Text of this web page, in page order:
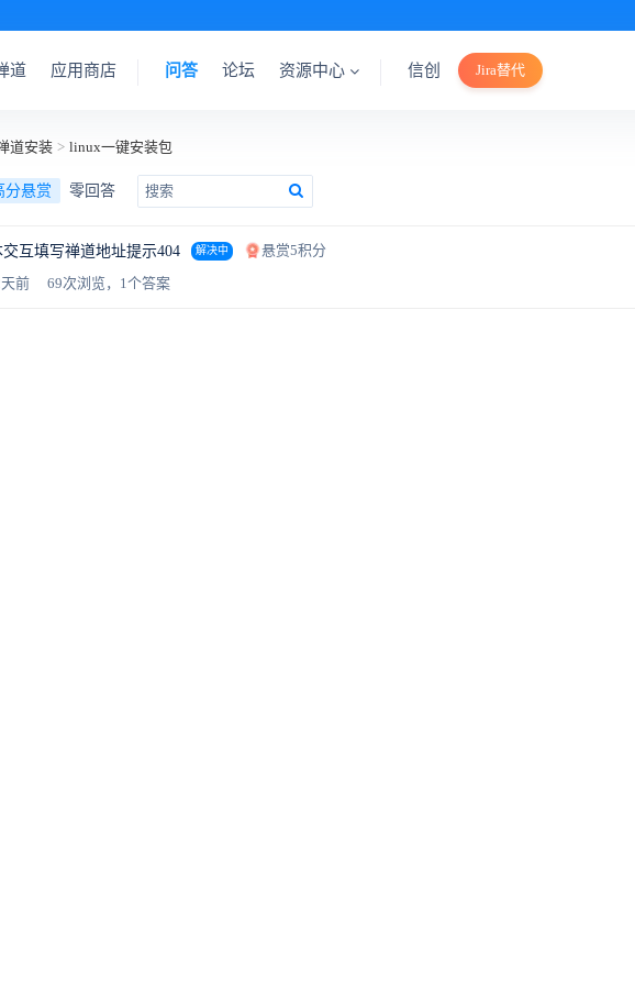
道 应用商店 问答 论坛 资源中心 信创 Jira替代
道安装 > linux一键安装包
分悬赏 零回答
互填写禅道地址提示404 解决中
悬赏5积分
前 69次浏览，1个答案